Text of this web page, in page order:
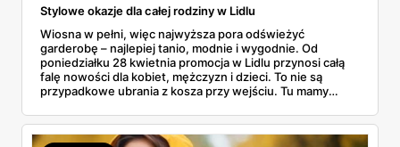
Stylowe okazje dla całej rodziny w Lidlu
Wiosna w pełni, więc najwyższa pora odświeżyć
garderobę – najlepiej tanio, modnie i wygodnie. Od
poniedziałku 28 kwietnia promocja w Lidlu przynosi całą
falę nowości dla kobiet, mężczyzn i dzieci. To nie są
przypadkowe ubrania z kosza przy wejściu. Tu mamy
muślinowe koszule, po fantazyjne sukienki i baleriny z
siateczki. W tej gazetce dzieje się naprawdę dużo, więc